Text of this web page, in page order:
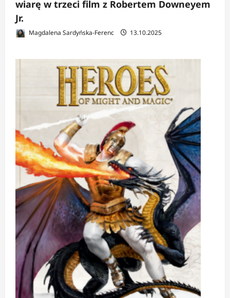
wiarę w trzeci film z Robertem Downeyem
Jr.
Magdalena Sardyńska-Ferenc 13.10.2025